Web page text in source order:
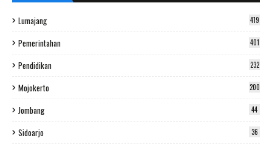
Lumajang 419
Pemerintahan 401
Pendidikan 232
Mojokerto 200
Jombang 44
Sidoarjo 36